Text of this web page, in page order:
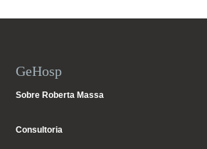
GeHosp
Sobre Roberta Massa
Consultoria